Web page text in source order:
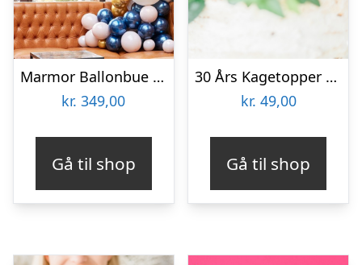
Marmor Ballonbue DIY Grå/Guld
kr. 349,00
Gå til shop
30 Års Kagetopper Guld
kr. 49,00
Gå til shop